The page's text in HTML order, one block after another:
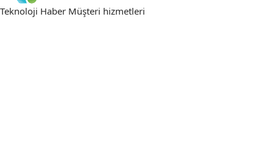
Teknoloji Haber Müşteri hizmetleri